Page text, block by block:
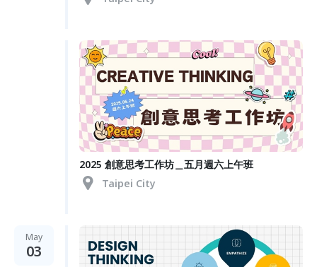
2025 創意思考工作坊＿五月週六上午班
Taipei City
May
03